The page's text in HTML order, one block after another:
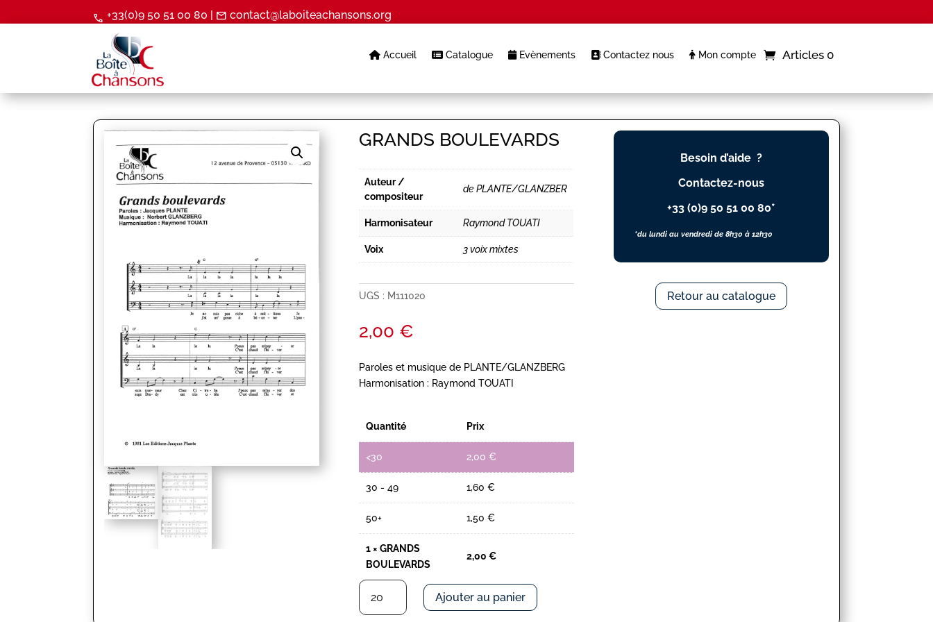
call +33(0)9 50 51 00 80 | mail contact@laboiteachansons.org
Accueil Catalogue Evènements Contactez nous Mon compte Articles 0
GRANDS BOULEVARDS
Auteur /
compositeur
de PLANTE/GLANZBER
Harmonisateur Raymond TOUATI
Voix 3 voix mixtes
UGS : M111020
2,00 €
Paroles et musique de PLANTE/GLANZBERG
Harmonisation : Raymond TOUATI
Quantité Prix
<30 2,00 €
30 - 49 1,60 €
50+ 1,50 €
1 ×GRANDS
BOULEVARDS
2,00 €
quantité
GRANDS
Ajouter au panier
Besoin d’aide ?
Contactez-nous
+33 (0)9 50 51 00 80*
*du lundi au vendredi de 8h30 à 12h30
Retour au catalogue